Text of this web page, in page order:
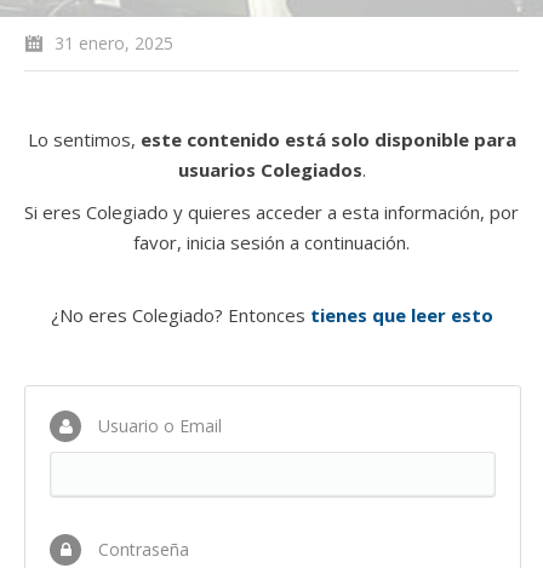
31 enero, 2025
Lo sentimos, este contenido está solo disponible para
usuarios Colegiados.
Si eres Colegiado y quieres acceder a esta información, por
favor, inicia sesión a continuación.
¿No eres Colegiado? Entonces tienes que leer esto
Usuario o Email
Contraseña